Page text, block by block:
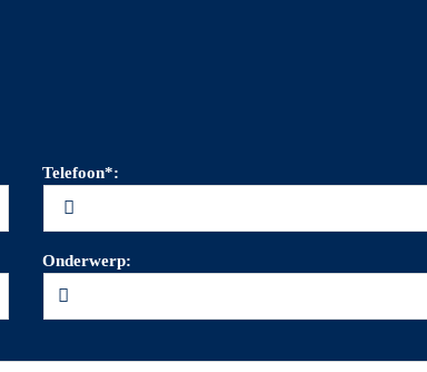
Telefoon*:
Onderwerp: